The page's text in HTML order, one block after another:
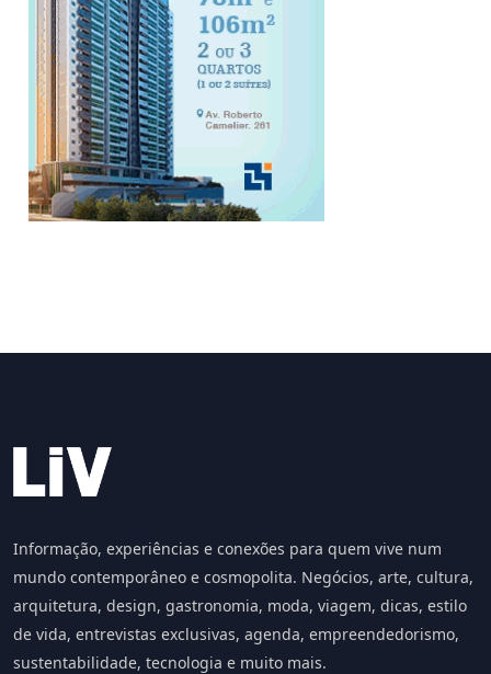
Informação, experiências e conexões para quem vive num
mundo contemporâneo e cosmopolita. Negócios, arte, cultura,
arquitetura, design, gastronomia, moda, viagem, dicas, estilo
de vida, entrevistas exclusivas, agenda, empreendedorismo,
sustentabilidade, tecnologia e muito mais.